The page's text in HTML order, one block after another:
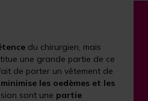
du chirurgien, mais
une grande partie de ce
de porter un vêtement de
minimise les oedèmes et les
sont une partie